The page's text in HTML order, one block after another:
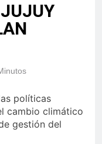
políticas
cambio climático
gestión del